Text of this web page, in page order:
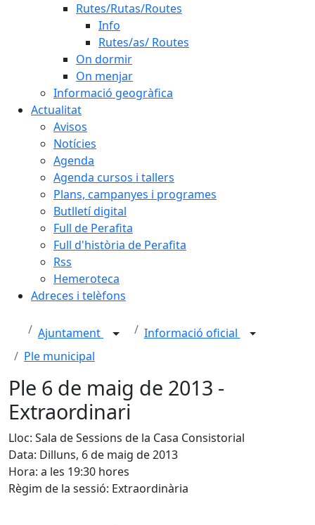
Rutes/Rutas/Routes
Info
Rutes/as/ Routes
On dormir
On menjar
Informació geogràfica
Actualitat
Avisos
Notícies
Agenda
Agenda cursos i tallers
Plans, campanyes i programes
Butlletí digital
Full de Perafita
Full d'història de Perafita
Rss
Hemeroteca
Adreces i telèfons
Ajuntament
Informació oficial
Ple municipal
Ple 6 de maig de 2013 -
Extraordinari
Lloc: Sala de Sessions de la Casa Consistorial
Data: Dilluns, 6 de maig de 2013
Hora: a les 19:30 hores
Règim de la sessió: Extraordinària